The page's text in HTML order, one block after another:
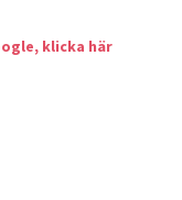
klicka här